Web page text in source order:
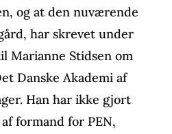
og at den nuværende
har skrevet under
Marianne Stidsen om
Danske Akademi af
Han har ikke gjort
formand for PEN,